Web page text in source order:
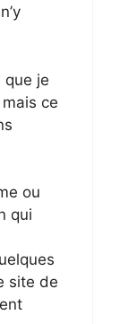
que je
ce
ou
qui
site de